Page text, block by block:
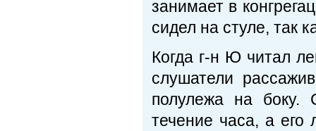
занимает в
сидел на стуле, так
Когда г-н Ю читал
слушатели
полулежа на боку.
течение часа, а его